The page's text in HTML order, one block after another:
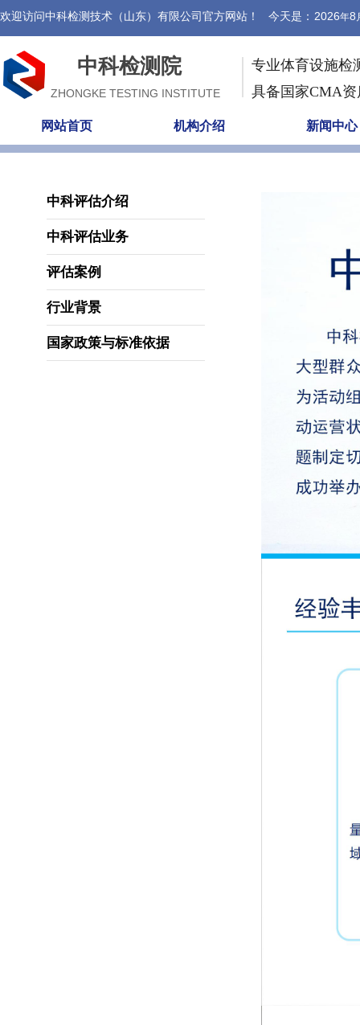
2026年8
欢迎访问中科检测技术（山东）有限公司官方网站！ 今天是：
网站首页 机构介绍 新闻中心
具备国家CMA
专业体育设施检
中科检测院
ZHONGKE TESTING INSTITUTE
中科评估介绍
中科评估业务
评估案例
行业背景
国家政策与标准依据